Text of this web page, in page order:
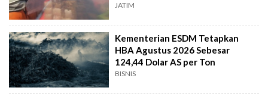
JATIM
Kementerian ESDM Tetapkan
HBA Agustus 2026 Sebesar
124,44 Dolar AS per Ton
BISNIS